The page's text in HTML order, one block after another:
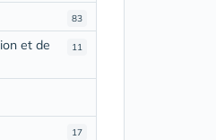
83
11
et de
17